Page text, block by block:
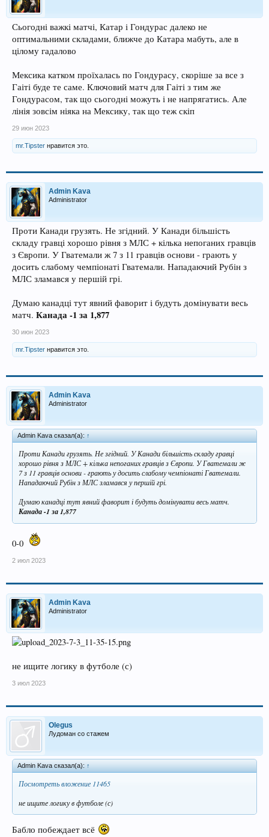
Сьогодні важкі матчі, Катар і Гондурас далеко не
оптимальними складами, ближче до Катара мабуть, але в
цілому гадалово
Мексика катком проїхалась по Гондурасу, скоріше за все з
Гаіті буде те саме. Ключовий матч для Гаіті з тим же
Гондурасом, так що сьогодні можуть і не напрягатись. Але
лінія зовсім ніяка на Мексику, так що теж скіп
29 июн 2023
mr.Tipster нравится это.
Admin Kava
Administrator
Проти Канади грузять. Не згідний. У Канади більшість
складу гравці хорошо рівня з МЛС + кілька непоганих гравців
з Європи. У Гватемали ж 7 з 11 гравців основи - грають у
досить слабому чемпіонаті Гватемали. Нападаючий Рубін з
МЛС зламався у першій грі.
Думаю канадці тут явний фаворит і будуть домінувати весь
матч. Канада -1 за 1,877
30 июн 2023
mr.Tipster нравится это.
Admin Kava
Administrator
Admin Kava сказал(а): ↑
Проти Канади грузять. Не згідний. У Канади більшість складу гравці
хорошо рівня з МЛС + кілька непоганих гравців з Європи. У Гватемали ж
7 з 11 гравців основи - грають у досить слабому чемпіонаті Гватемали.
Нападаючий Рубін з МЛС зламався у першій грі.
Думаю канадці тут явний фаворит і будуть домінувати весь матч.
Канада -1 за 1,877
0-0
2 июл 2023
Admin Kava
Administrator
не ищите логику в футболе (с)
3 июл 2023
Olegus
Лудоман со стажем
Admin Kava сказал(а): ↑
Посмотреть вложение 11465
не ищите логику в футболе (с)
Бабло побеждает всё